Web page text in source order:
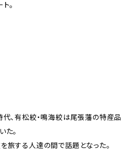
。
、有松絞・鳴海絞は尾張藩の特産品
た。
旅する人達の間で話題となった。